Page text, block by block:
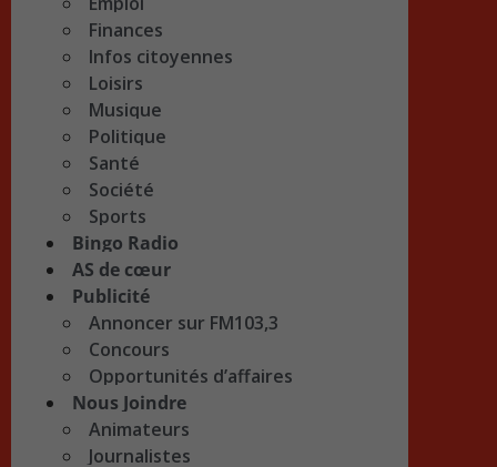
Finances
Infos citoyennes
Loisirs
Musique
Politique
Santé
Société
Sports
Bingo Radio
AS de cœur
Publicité
Annoncer sur FM103,3
Concours
Opportunités d’affaires
Nous Joindre
Animateurs
Journalistes